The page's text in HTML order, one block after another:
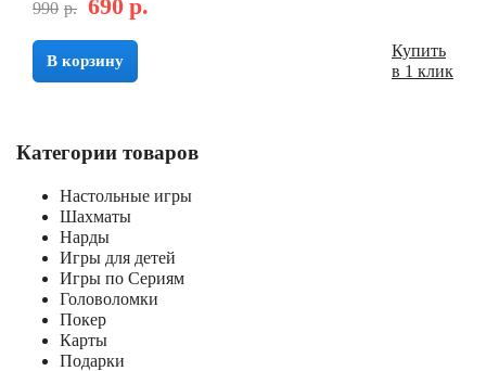
990 р. 690 р.
В корзину
Купить
в 1 клик
Категории товаров
Настольные игры
Шахматы
Нарды
Игры для детей
Игры по Сериям
Головоломки
Покер
Карты
Подарки